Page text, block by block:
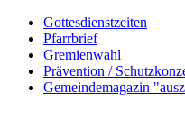
Gottesdienstzeiten
Pfarrbrief
Gremienwahl
Prävention /
Gemeindemagazin